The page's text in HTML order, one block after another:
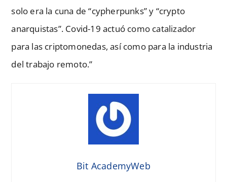
solo era la cuna de “cypherpunks” y “crypto
anarquistas”. Covid-19 actuó como catalizador
para las criptomonedas, así como para la industria
del trabajo remoto.”
Bit AcademyWeb